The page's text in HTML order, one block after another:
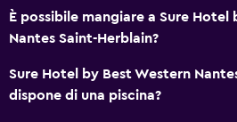
È possibile mangiare a Sure Hotel
Nantes Saint-Herblain?
Sure Hotel by Best Western
dispone di una piscina?